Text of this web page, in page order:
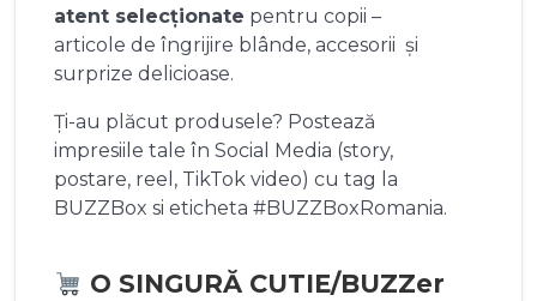
atent selecționate pentru copii –
articole de îngrijire blânde, accesorii și
surprize delicioase.
Ți-au plăcut produsele? Postează
impresiile tale în Social Media (story,
postare, reel, TikTok video) cu tag la
BUZZBox si eticheta #BUZZBoxRomania.
O SINGURĂ CUTIE/BUZZer